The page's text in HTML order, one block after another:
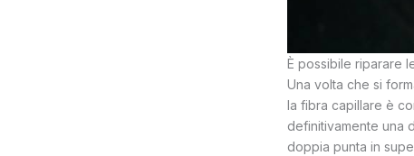
È possibile riparare
Una volta che si
la fibra capillare è
definitivamente una
doppia punta in